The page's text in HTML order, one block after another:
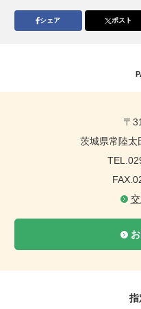
シェア ポスト
〒
茨城県常陸太
指